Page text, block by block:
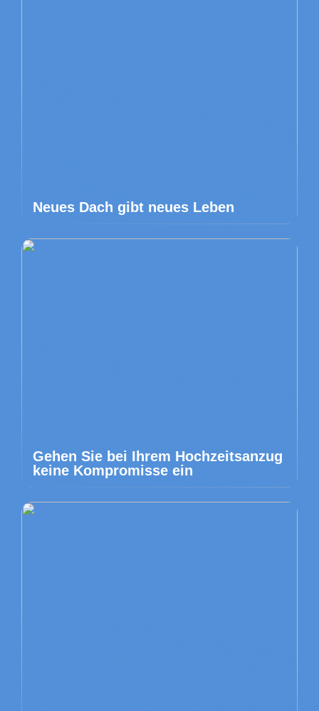
Neues Dach gibt neues Leben
Gehen Sie bei Ihrem Hochzeitsanzug
keine Kompromisse ein